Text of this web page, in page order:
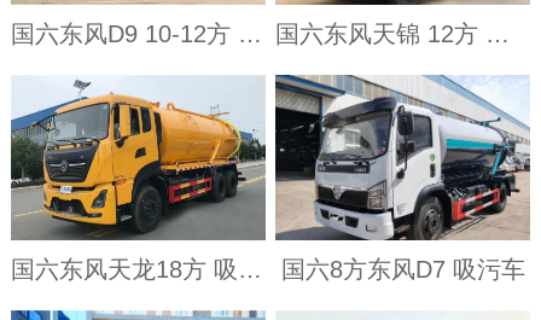
国六东风D9 10-12方 吸污车 国六东风天锦 12方 吸污车
国六东风天龙18方 吸污车 国六8方东风D7 吸污车